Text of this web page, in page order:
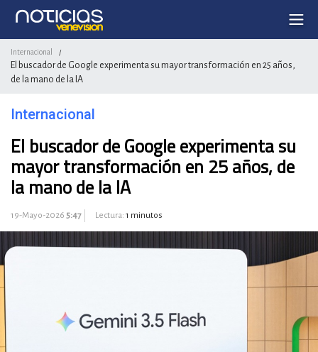
Internacional /
El buscador de Google experimenta su mayor transformación en 25 años,
de la mano de la IA
Internacional
El buscador de Google experimenta su
mayor transformación en 25 años, de
la mano de la IA
19-Mayo-2026 5:47 Lectura: 1 minutos